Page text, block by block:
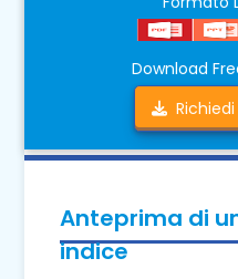
Download
Richiedi
Anteprima di
indice